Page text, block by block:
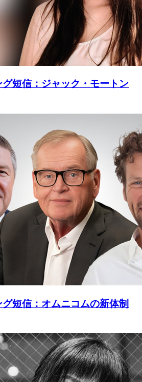
短信：ジャック・モートン
短信：オムニコムの新体制